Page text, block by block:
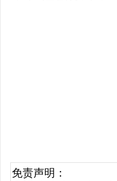
免责声明：